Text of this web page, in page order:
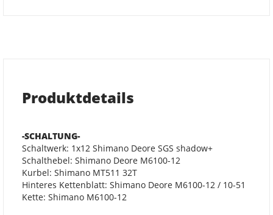
Produktdetails
-SCHALTUNG-
Schaltwerk: 1x12 Shimano Deore SGS shadow+
Schalthebel: Shimano Deore M6100-12
Kurbel: Shimano MT511 32T
Hinteres Kettenblatt: Shimano Deore M6100-12 / 10-51
Kette: Shimano M6100-12